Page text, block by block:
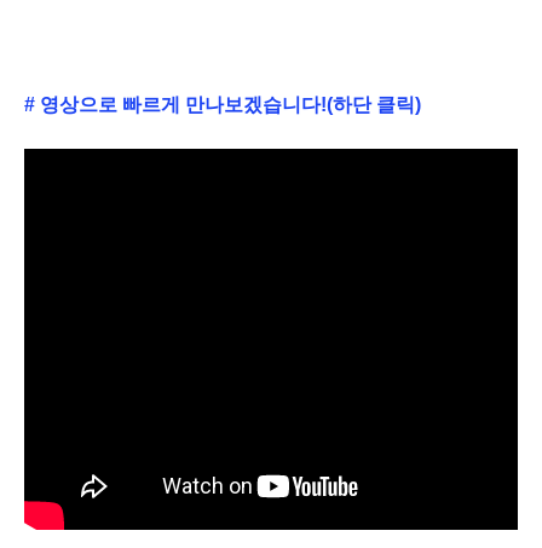
# 영상으로 빠르게 만나보겠습니다!(하단 클릭)